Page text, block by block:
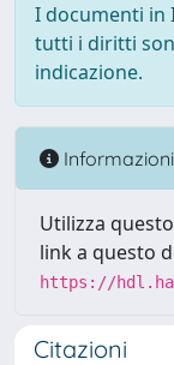
I documenti in
tutti i diritti
indicazione.
Informazioni
Utilizza
link a questo
https://
Citazioni